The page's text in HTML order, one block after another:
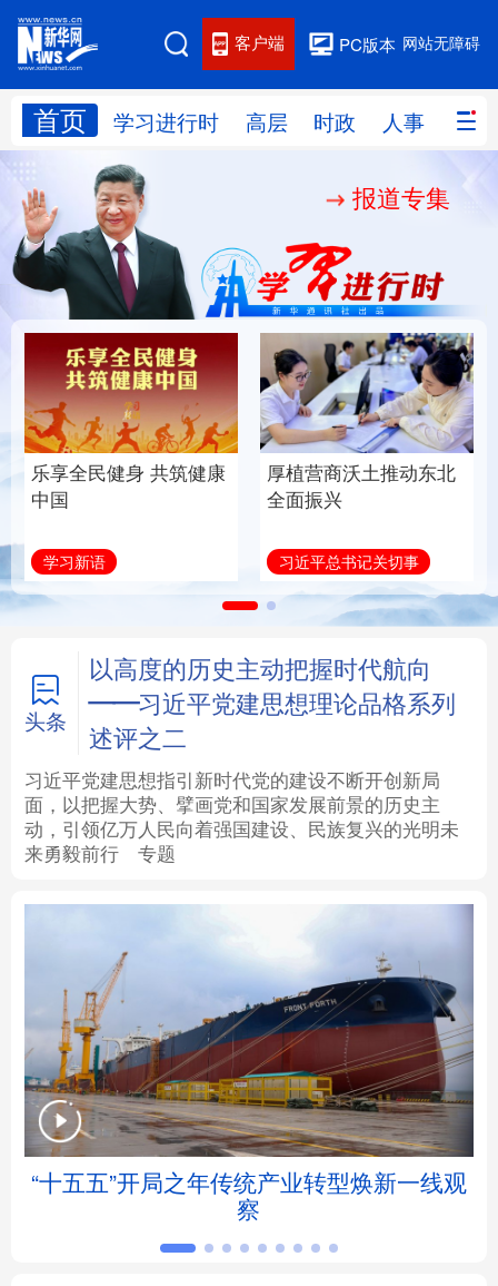
网站无障碍
PC版本
客户端
首页 学习进行时 高层 时政 人事 国际
网站地图
学习进行时 人事
国际 财经 网评
思客智库 全球连线 教育
科技 科创 量子 体育
文化 书画 健康 军事
访谈 视频 图片 政务
信息化 数字经济
学术中国 乡村振兴 银龄 溯源中国
城市 旅游 能源 会展
彩票 娱乐 时尚 悦读
公益 一带一路 亚太网 上市公司
地方频道
北京 天津 河北 山西
辽宁 吉林 上海 江苏
浙江 安徽 福建 江西
报道专集
乐享全民健身 共筑健康
中国
学习新语
厚植营商沃土推动东北
全面振兴
习近平总书记关切事
头条
以高度的历史主动把握时代航向
——习近平党建思想理论品格系列
述评之二
习近平党建思想指引新时代党的建设不断开创新局
面，以把握大势、擘画党和国家发展前景的历史主
动，引领亿万人民向着强国建设、民族复兴的光明未
来勇毅前行
专题
“十五五”开局之年传统产业转型焕新一线观
察